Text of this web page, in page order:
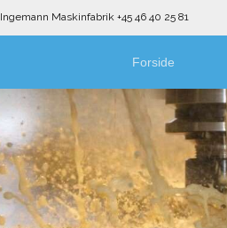
Ingemann Maskinfabrik​ ​+45 46 40 25 81​
Forside